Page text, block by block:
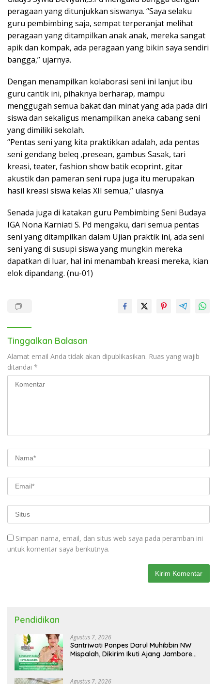
peragaan yang ditunjukkan siswanya. “Saya selaku
guru pembimbing saja, sempat terperanjat melihat
peragaan yang ditampilkan anak anak, mereka sangat
apik dan kompak, ada peragaan yang bikin saya sendiri
bangga,” ujarnya.
Dengan menampilkan kolaborasi seni ini lanjut ibu
guru cantik ini, pihaknya berharap, mampu
menggugah semua bakat dan minat yang ada pada diri
siswa dan sekaligus menampilkan aneka cabang seni
yang dimiliki sekolah.
“Pentas seni yang kita praktikkan adalah, ada pentas
seni gendang beleq ,presean, gambus Sasak, tari
kreasi, teater, fashion show batik ecoprint, gitar
akustik dan pameran seni rupa juga itu merupakan
hasil kreasi siswa kelas XII semua,” ulasnya.
Senada juga di katakan guru Pembimbing Seni Budaya
IGA Nona Karniati S. Pd mengaku, dari semua pentas
seni yang ditampilkan dalam Ujian praktik ini, ada seni
seni yang di susupi siswa yang mungkin mereka
dapatkan di luar, hal ini menambah kreasi mereka, kian
elok dipandang. (nu-01)
Tinggalkan Balasan
Alamat email Anda tidak akan dipublikasikan. Ruas yang wajib
ditandai *
Simpan nama, email, dan situs web saya pada peramban ini
untuk komentar saya berikutnya.
Pendidikan
Agustus 7, 2026
Santriwati Ponpes Darul Muhibbin NW
Mispalah, Dikirim Ikuti Ajang Jambore
Agustus 7, 2026